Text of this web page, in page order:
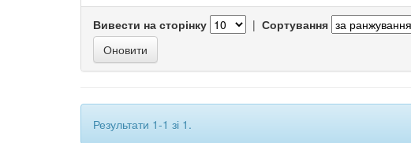
Вивести на сторінку | Сортування
Результати 1-1 зі 1.